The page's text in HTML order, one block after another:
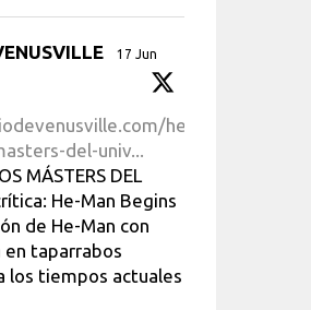
17 Jun
he-
del-univ...
MÁSTERS DEL
He-Man Begins
de He-Man con
en taparrabos
los tiempos actuales